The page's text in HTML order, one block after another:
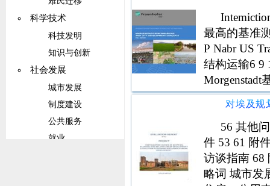
科学技术
科技发明
知识与创新
社会发展
城市发展
制度建设
公共服务
就业
最高的基准
P Nabr US
结构运输6 9
Morgenstadt
56 其他
件 53 61 附
访谈指南 68
略词 城市发